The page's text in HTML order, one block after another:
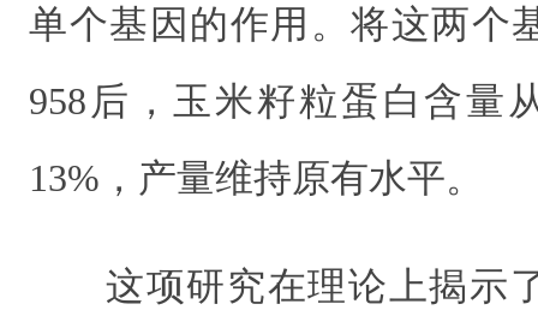
单个基因的作用。 将这两个
958后， 玉米籽粒蛋白含量
13%，产量维持原有水平。
这项研究在理论上揭示